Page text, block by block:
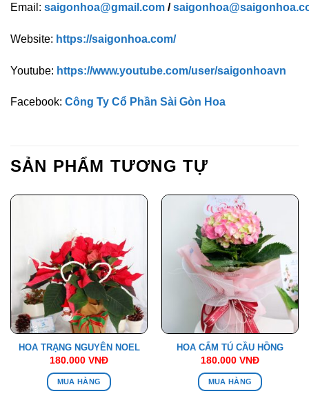
Email: saigonhoa@gmail.com /
Website: https://saigonhoa.com/
Youtube: https://www.youtube.com/user/saigonhoavn
Facebook: Công Ty Cổ Phần Sài Gòn Hoa
SẢN PHẨM TƯƠNG TỰ
HOA TRẠNG NGUYÊN NOEL
180.000 VNĐ
MUA HÀNG
HOA CẨM TÚ CẦU HỒNG
180.000 VNĐ
MUA HÀNG